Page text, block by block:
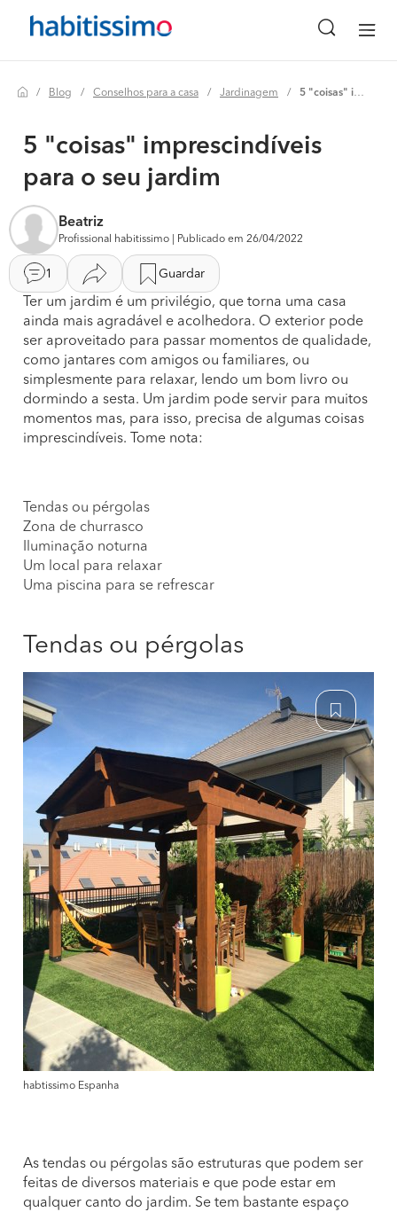
Blog Conselhos para a casa Jardinagem 5 "coisas" imprescindíveis para o seu jardim
5 "coisas" imprescindíveis
para o seu jardim
Beatriz
Profissional habitissimo | Publicado em 26/04/2022
1 Guardar
Ter um jardim é um privilégio, que torna uma casa
ainda mais agradável e acolhedora. O exterior pode
ser aproveitado para passar momentos de qualidade,
como jantares com amigos ou familiares, ou
simplesmente para relaxar, lendo um bom livro ou
dormindo a sesta. Um jardim pode servir para muitos
momentos mas, para isso, precisa de algumas coisas
imprescindíveis. Tome nota:
Tendas ou pérgolas
Zona de churrasco
Iluminação noturna
Um local para relaxar
Uma piscina para se refrescar
Tendas ou pérgolas
habtissimo Espanha
As tendas ou pérgolas são estruturas que podem ser
feitas de diversos materiais e que pode estar em
qualquer canto do jardim. Se tem bastante espaço